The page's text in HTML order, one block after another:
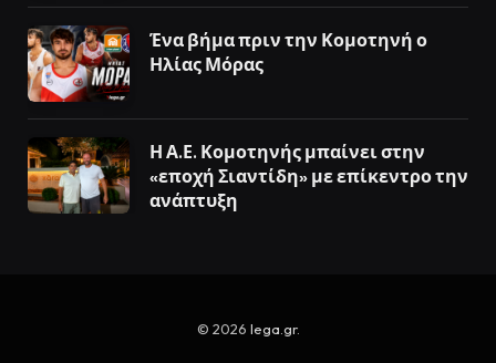
Ένα βήμα πριν την Κομοτηνή ο
Ηλίας Μόρας
Η Α.Ε. Κομοτηνής μπαίνει στην
«εποχή Σιαντίδη» με επίκεντρο την
ανάπτυξη
© 2026 lega.gr.